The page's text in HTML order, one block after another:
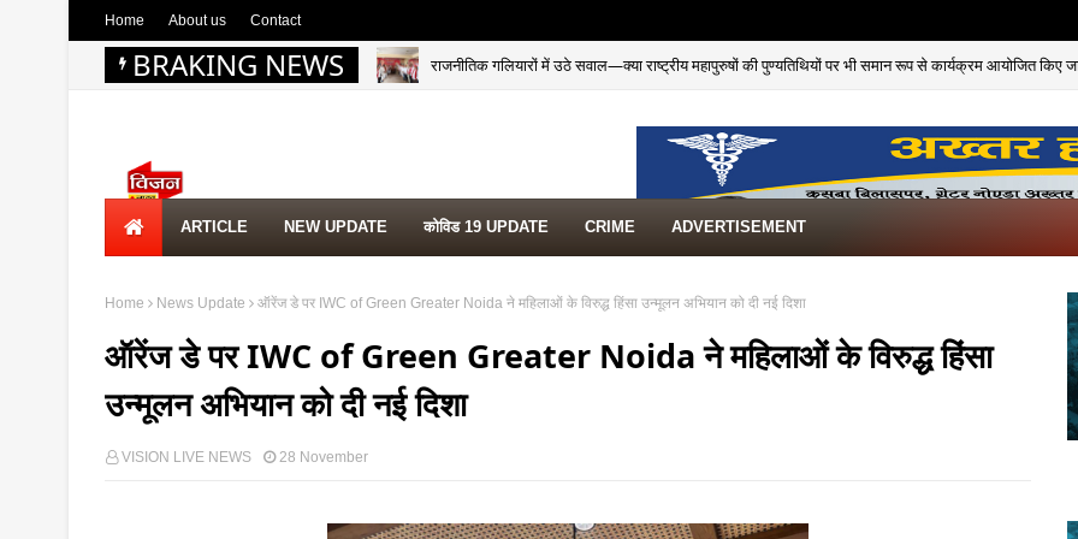
Home About us Contact
BRAKING NEWS राजनीतिक गलियारों में उठे सवाल—क्या राष्ट्रीय महापुरुषों की पुण्यतिथियों पर भी समान रूप से कार्यक्रम आयोजित किए
ARTICLE NEW UPDATE कोविड 19 UPDATE CRIME ADVERTISEMENT
Home News Update ऑरेंज डे पर IWC of Green Greater Noida ने महिलाओं के विरुद्ध हिंसा उन्मूलन अभियान को दी नई दिशा
ऑरेंज डे पर IWC of Green Greater Noida ने महिलाओं के विरुद्ध हिंसा
उन्मूलन अभियान को दी नई दिशा
VISION LIVE NEWS 28 November